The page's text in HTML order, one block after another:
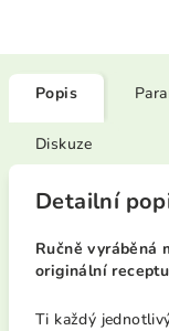
Popis
Diskuze
Detailní
Ručně vyráběná
originální
Ti každý